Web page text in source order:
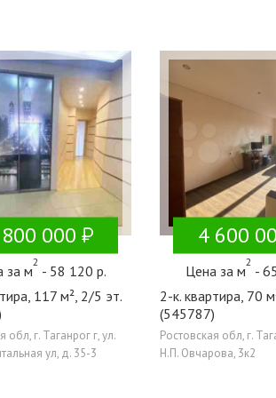
000
за м
2
- 58 120 р.
117 м², 2/5 эт.
обл, г. Таганрог г, ул.
ул, д. 35-3
4 600
Цена за м
2
-
2-к. квартира, 70
(545787)
Ростовская обл, г.
Н.П. Овчарова, 3к2